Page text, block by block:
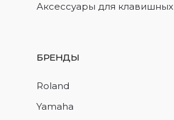
Аксессуары для клавишных
БРЕНДЫ
Roland
Yamaha